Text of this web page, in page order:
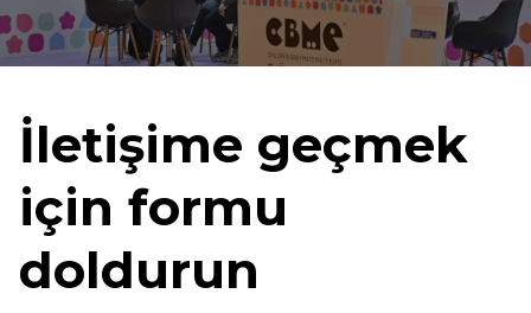
İletişime geçmek
için formu
doldurun